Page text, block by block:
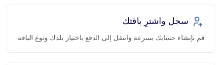
سجل واشترِ باقتك
قم بإنشاء حسابك بسرعة وانتقل إلى الدفع باختيار بلدك ونوع الباقة.